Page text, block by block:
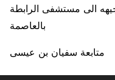
الى مستشفى الرابطة
بالعاصمة
متابعة سفيان بن عيسى